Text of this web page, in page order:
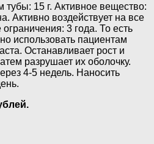
тубы: 15 г. Активное вещество:
Активно воздействует на все
3 года. То есть
использовать пациентам
Останавливает рост и
разрушает их оболочку.
4-5 недель. Наносить